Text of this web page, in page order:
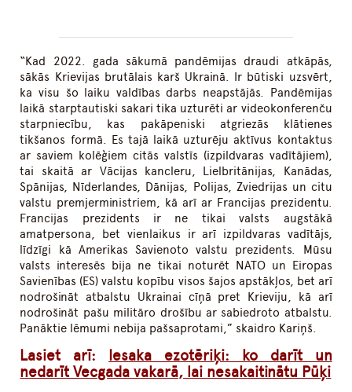
“Kad 2022. gada sākumā pandēmijas draudi atkāpās,
sākās Krievijas brutālais karš Ukrainā. Ir būtiski uzsvērt,
ka visu šo laiku valdības darbs neapstājās. Pandēmijas
laikā starptautiski sakari tika uzturēti ar videokonferenču
starpniecību, kas pakāpeniski atgriezās klātienes
tikšanos formā. Es tajā laikā uzturēju aktīvus kontaktus
ar saviem kolēģiem citās valstīs (izpildvaras vadītājiem),
tai skaitā ar Vācijas kancleru, Lielbritānijas, Kanādas,
Spānijas, Nīderlandes, Dānijas, Polijas, Zviedrijas un citu
valstu premjerministriem, kā arī ar Francijas prezidentu.
Francijas prezidents ir ne tikai valsts augstākā
amatpersona, bet vienlaikus ir arī izpildvaras vadītājs,
līdzīgi kā Amerikas Savienoto valstu prezidents. Mūsu
valsts interesēs bija ne tikai noturēt NATO un Eiropas
Savienības (ES) valstu kopību visos šajos apstākļos, bet arī
nodrošināt atbalstu Ukrainai cīņā pret Krieviju, kā arī
nodrošināt pašu militāro drošību ar sabiedroto atbalstu.
Panāktie lēmumi nebija pašsaprotami,” skaidro Kariņš.
Lasiet arī: Iesaka ezotēriķi: ko darīt un
nedarīt Vecgada vakarā, lai nesakaitinātu Pūķi